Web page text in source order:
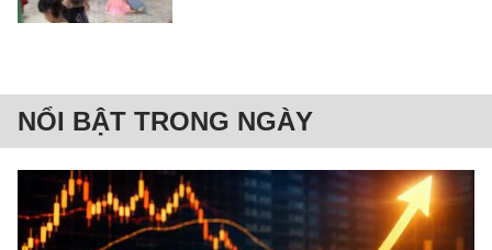
NỔI BẬT TRONG NGÀY